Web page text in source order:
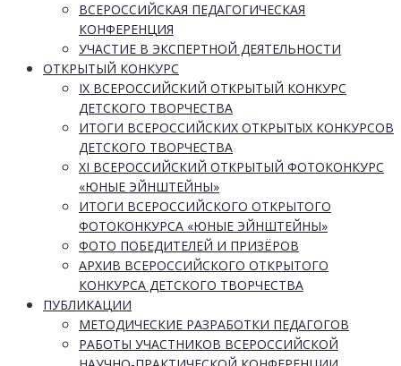
ВСЕРОССИЙСКАЯ ПЕДАГОГИЧЕСКАЯ
КОНФЕРЕНЦИЯ
УЧАСТИЕ В ЭКСПЕРТНОЙ ДЕЯТЕЛЬНОСТИ
ОТКРЫТЫЙ КОНКУРС
IX ВСЕРОССИЙСКИЙ ОТКРЫТЫЙ КОНКУРС
ДЕТСКОГО ТВОРЧЕСТВА
ИТОГИ ВСЕРОССИЙСКИХ ОТКРЫТЫХ КОНКУРСОВ
ДЕТСКОГО ТВОРЧЕСТВА
XI ВСЕРОССИЙСКИЙ ОТКРЫТЫЙ ФОТОКОНКУРС
«ЮНЫЕ ЭЙНШТЕЙНЫ»
ИТОГИ ВСЕРОССИЙСКОГО ОТКРЫТОГО
ФОТОКОНКУРСА «ЮНЫЕ ЭЙНШТЕЙНЫ»
ФОТО ПОБЕДИТЕЛЕЙ И ПРИЗЁРОВ
АРХИВ ВСЕРОССИЙСКОГО ОТКРЫТОГО
КОНКУРСА ДЕТСКОГО ТВОРЧЕСТВА
ПУБЛИКАЦИИ
МЕТОДИЧЕСКИЕ РАЗРАБОТКИ ПЕДАГОГОВ
РАБОТЫ УЧАСТНИКОВ ВСЕРОССИЙСКОЙ